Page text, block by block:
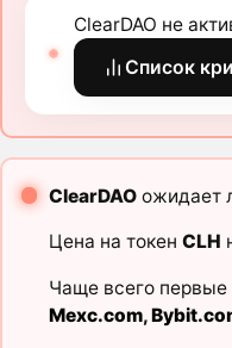
ClearDAO не
Список
ClearDAOожидает
Цена на токен CLH
Чаще всего первые
Mexc.com,